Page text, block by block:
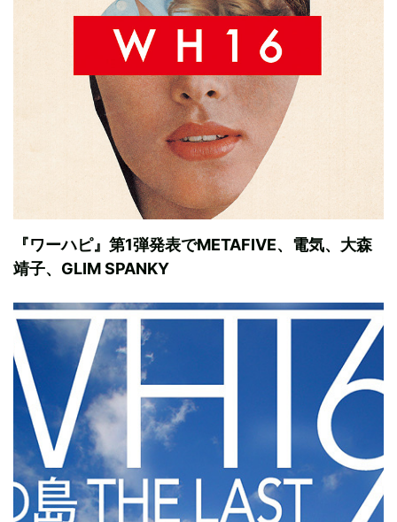
『ワーハピ』第1弾発表でMETAFIVE、電気、大森
靖子、GLIM SPANKY